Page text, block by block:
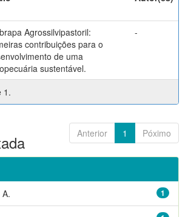
Agrossilvipastoril:
contribuições para o
de uma
sustentável.
-
1.
Anterior 1 Póximo
1